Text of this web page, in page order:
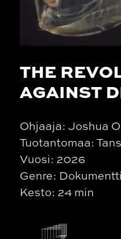
THE
AGAINST
Ohjaaja: Joshua
Tuotantomaa:
Vuosi: 2026
Genre: Dokumentti
Kesto: 24 min